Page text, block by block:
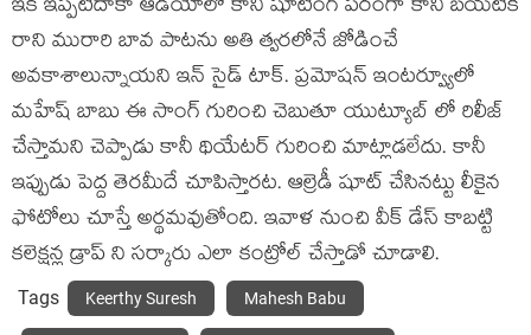
ఇక ఇప్పటిదాకా ఆడియోలో కానీ షూటింగ్ పరంగా కానీ బయటికి
రాని మురారి బావ పాటను అతి త్వరలోనే జోడించే
అవకాశాలున్నాయని ఇన్ సైడ్ టాక్. ప్రమోషన్ ఇంటర్వ్యూలో
మహేష్ బాబు ఈ సాంగ్ గురించి చెబుతూ యుట్యూబ్ లో రిలీజ్
చేస్తామని చెప్పాడు కానీ థియేటర్ గురించి మాట్లాడలేదు. కానీ
ఇప్పుడు పెద్ద తెరమీదే చూపిస్తారట. ఆల్రెడీ షూట్ చేసినట్టు లీకైన
ఫోటోలు చూస్తే అర్థమవుతోంది. ఇవాళ నుంచి వీక్ డేస్ కాబట్టి
కలెక్షన్ల డ్రాప్ ని సర్కారు ఎలా కంట్రోల్ చేస్తాడో చూడాలి.
Tags Keerthy Suresh Mahesh Babu